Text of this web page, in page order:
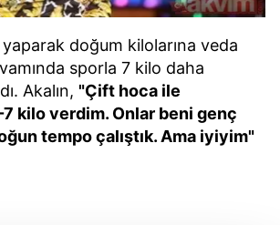
doğum kilolarına veda
sporla 7 kilo daha
Akalın, "Çift hoca ile
7 kilo verdim. Onlar beni genç
tempo çalıştık. Ama iyiyim"